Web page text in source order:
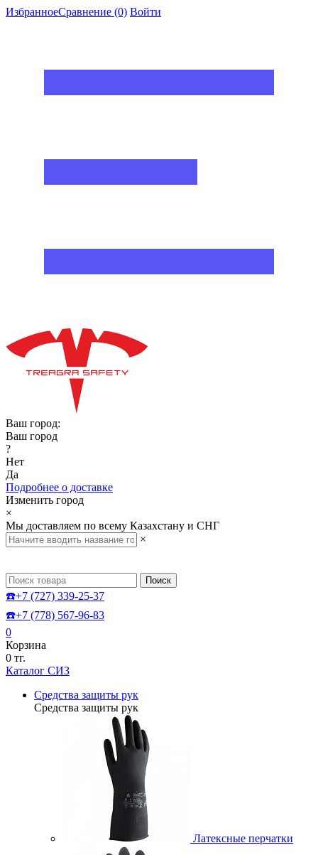
ИзбранноеСравнение (0) Войти
Ваш город:
Ваш город
?
Нет
Да
Подробнее о доставке
Изменить город
×
Мы доставляем по всему Казахстану и СНГ
×
Поиск
☎️+7 (727) 339-25-37
☎️+7 (778) 567-96-83
0
Корзина
0 тг.
Каталог СИЗ
Средства защиты рук
Средства защиты рук
Латексные перчатки